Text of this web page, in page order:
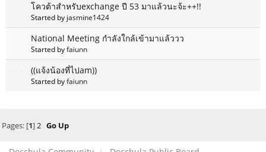
โควต้าสำหรับexchange ปี 53 มาแล้วนะจ้ะ++!!
Started by jasmine1424
National Meeting กำลังใกล้เข้ามาแล้ววว
Started byfaiunn
((แจ้งน้องที่ไปam))
Started byfaiunn
Pages: [1]2 Go Up